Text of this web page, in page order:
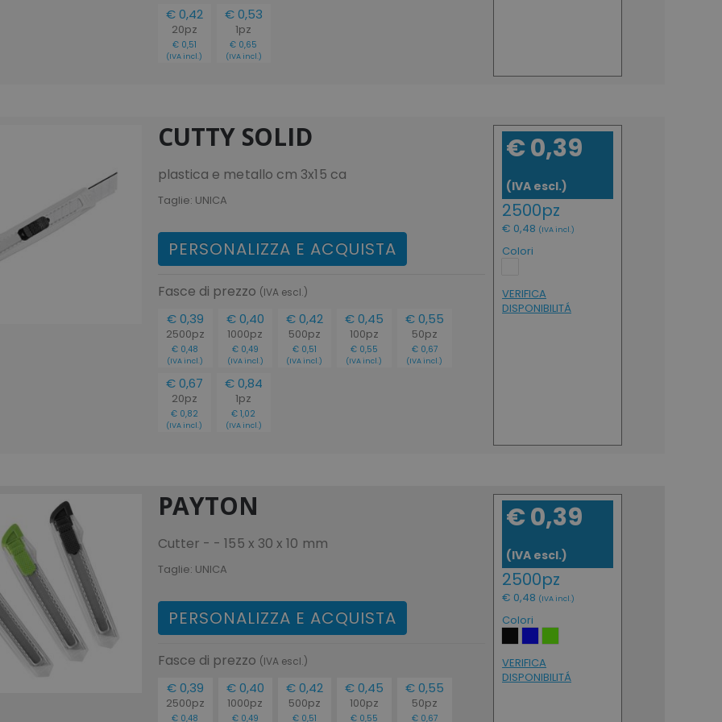
€ 0,42
20pz
€ 0,51
(IVA incl.)
€ 0,53
1pz
€ 0,65
(IVA incl.)
CUTTY SOLID
plastica e metallo cm 3x15 ca
Taglie: UNICA
PERSONALIZZA E ACQUISTA
Fasce di prezzo (IVA escl.)
€ 0,39
2500pz
€ 0,48
(IVA incl.)
€ 0,40
1000pz
€ 0,49
(IVA incl.)
€ 0,42
500pz
€ 0,51
(IVA incl.)
€ 0,45
100pz
€ 0,55
(IVA incl.)
€ 0,55
50pz
€ 0,67
(IVA incl.)
€ 0,67
20pz
€ 0,82
(IVA incl.)
€ 0,84
1pz
€ 1,02
(IVA incl.)
€ 0,39
(IVA escl.)
2500pz
€ 0,48 (IVA incl.)
Colori
VERIFICA
DISPONIBILITÁ
PAYTON
Cutter - - 155 x 30 x 10 mm
Taglie: UNICA
PERSONALIZZA E ACQUISTA
Fasce di prezzo (IVA escl.)
€ 0,39
2500pz
€ 0,48
€ 0,40
1000pz
€ 0,49
€ 0,42
500pz
€ 0,51
€ 0,45
100pz
€ 0,55
€ 0,55
50pz
€ 0,67
€ 0,39
(IVA escl.)
2500pz
€ 0,48 (IVA incl.)
Colori
VERIFICA
DISPONIBILITÁ